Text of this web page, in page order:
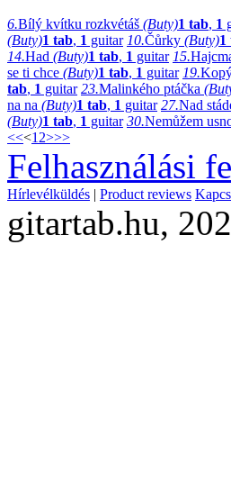
6.Bílý kvítku rozkvétáš (Buty)1 tab, 1
(Buty)1 tab, 1 guitar 10.Čůrky (Buty)1
14.Had (Buty)1 tab, 1 guitar 15.
se ti chce (Buty)1 tab, 1 guitar 19.
tab, 1 guitar 23.Malinkého ptáčka
na na (Buty)1 tab, 1 guitar 27.Nad
(Buty)1 tab, 1 guitar 30.Nemůžem
<<<1 2>>>
Felhasználási
Hírlevélküldés | Product reviews
gitartab.hu,